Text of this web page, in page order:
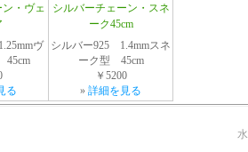
・ヴェ
ヴ
45cm
る
シルバーチェーン・スネ
ーク45cm
シルバー925 1.4mmスネ
ーク型 45cm
￥5200
» 詳細を見る